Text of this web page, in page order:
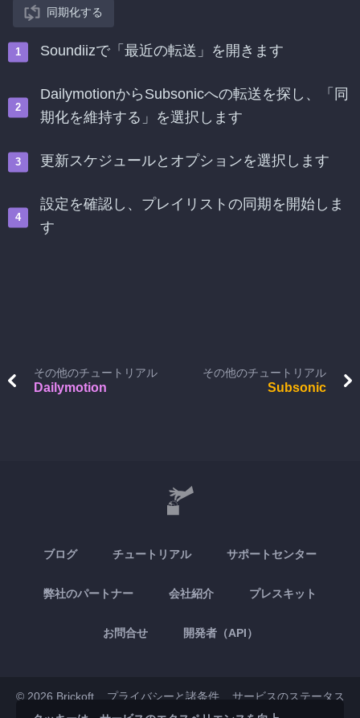
同期化する
Soundiizで「最近の転送」を開きます
DailymotionからSubsonicへの転送を探し、「同
期化を維持する」を選択します
更新スケジュールとオプションを選択します
設定を確認し、プレイリストの同期を開始しま
す
その他のチュートリアル
Dailymotion
その他のチュートリアル
Subsonic
ブログ チュートリアル サポートセンター
弊社のパートナー 会社紹介 プレスキット
お問合せ 開発者（API）
© 2026 Brickoft プライバシーと諸条件
サービスのステータス